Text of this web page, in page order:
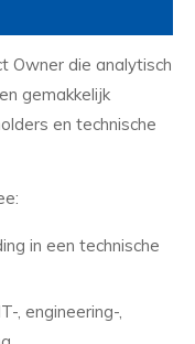
Owner die analytisch
gemakkelijk
en technische
in een technische
, engineering-,